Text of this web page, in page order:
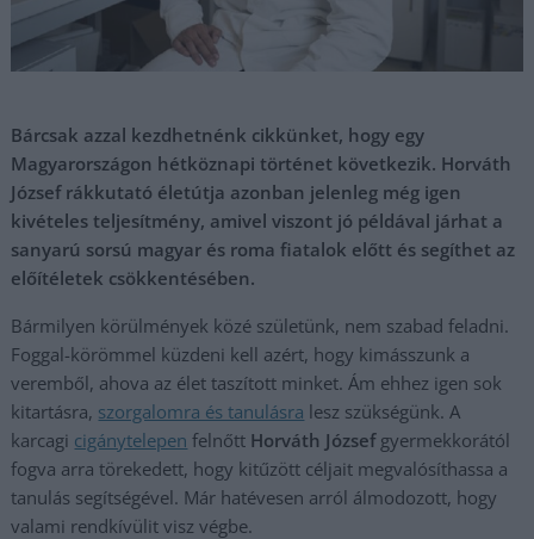
Bárcsak azzal kezdhetnénk cikkünket, hogy egy
Magyarországon hétköznapi történet következik. Horváth
József rákkutató életútja azonban jelenleg még igen
kivételes teljesítmény, amivel viszont jó példával járhat a
sanyarú sorsú magyar és roma fiatalok előtt és segíthet az
előítéletek csökkentésében.
Bármilyen körülmények közé születünk, nem szabad feladni.
Foggal-körömmel küzdeni kell azért, hogy kimásszunk a
veremből, ahova az élet taszított minket. Ám ehhez igen sok
kitartásra, szorgalomra és tanulásra lesz szükségünk. A
karcagi cigánytelepen felnőtt Horváth Józsefgyermekkorától
fogva arra törekedett, hogy kitűzött céljait megvalósíthassa a
tanulás segítségével. Már hatévesen arról álmodozott, hogy
valami rendkívülit visz végbe.